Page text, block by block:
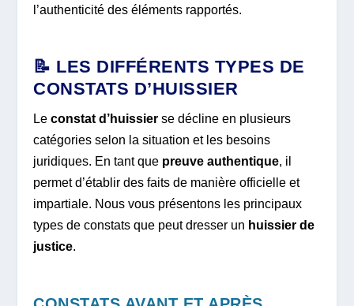
l’authenticité des éléments rapportés.
📝 LES DIFFÉRENTS TYPES DE
CONSTATS D’HUISSIER
Leconstat d’huissier se décline en plusieurs
catégories selon la situation et les besoins
juridiques. En tant que preuve authentique, il
permet d’établir des faits de manière officielle et
impartiale. Nous vous présentons les principaux
types de constats que peut dresser un huissier de
justice.